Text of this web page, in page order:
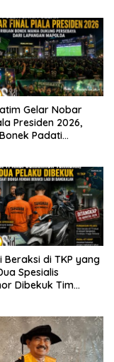
Gelar Nobar
Presiden 2026,
Padati
Beraksi di TKP yang
Spesialis
Dibekuk Tim